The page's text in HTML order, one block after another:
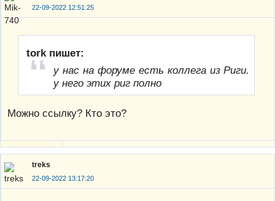
22-09-2022 12:51:25
tork пишет:
у нас на форуме есть коллега из Риги.
у него этих риг полно
Можно ссылку? Кто это?
treks
22-09-2022 13:17:20